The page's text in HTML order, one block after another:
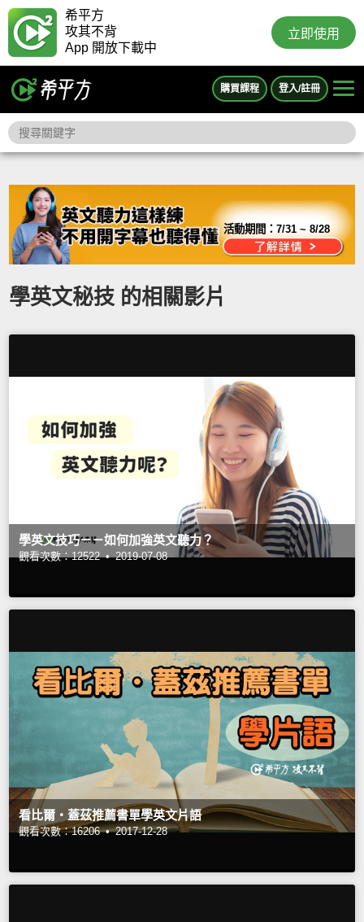
希平方
攻其不背
App 開放下載中
立即使用
購買課程 登入/註冊
活動期間：7/31 ~ 8/28
學英文秘技 的相關影片
學英文技巧－－如何加強英文聽力？
觀看次數：12522 • 2019-07-08
看比爾‧蓋茲推薦書單學英文片語
觀看次數：16206 • 2017-12-28